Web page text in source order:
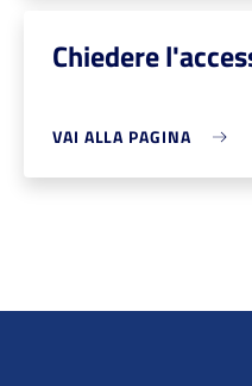
Chiedere
VAI ALLA PAGINA